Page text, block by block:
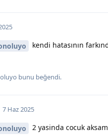
kendi hatasının
bunu beğendi.
7 Haz 2025
2 yasinda cocuk